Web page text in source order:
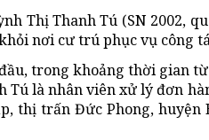
Thị Thanh Tú (SN 2002,
nơi cư trú phục vụ công
trong khoảng thời gian từ
Tú là nhân viên xử lý đơn
thị trấn Đức Phong,